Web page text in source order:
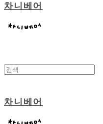
차니베어
차니베어